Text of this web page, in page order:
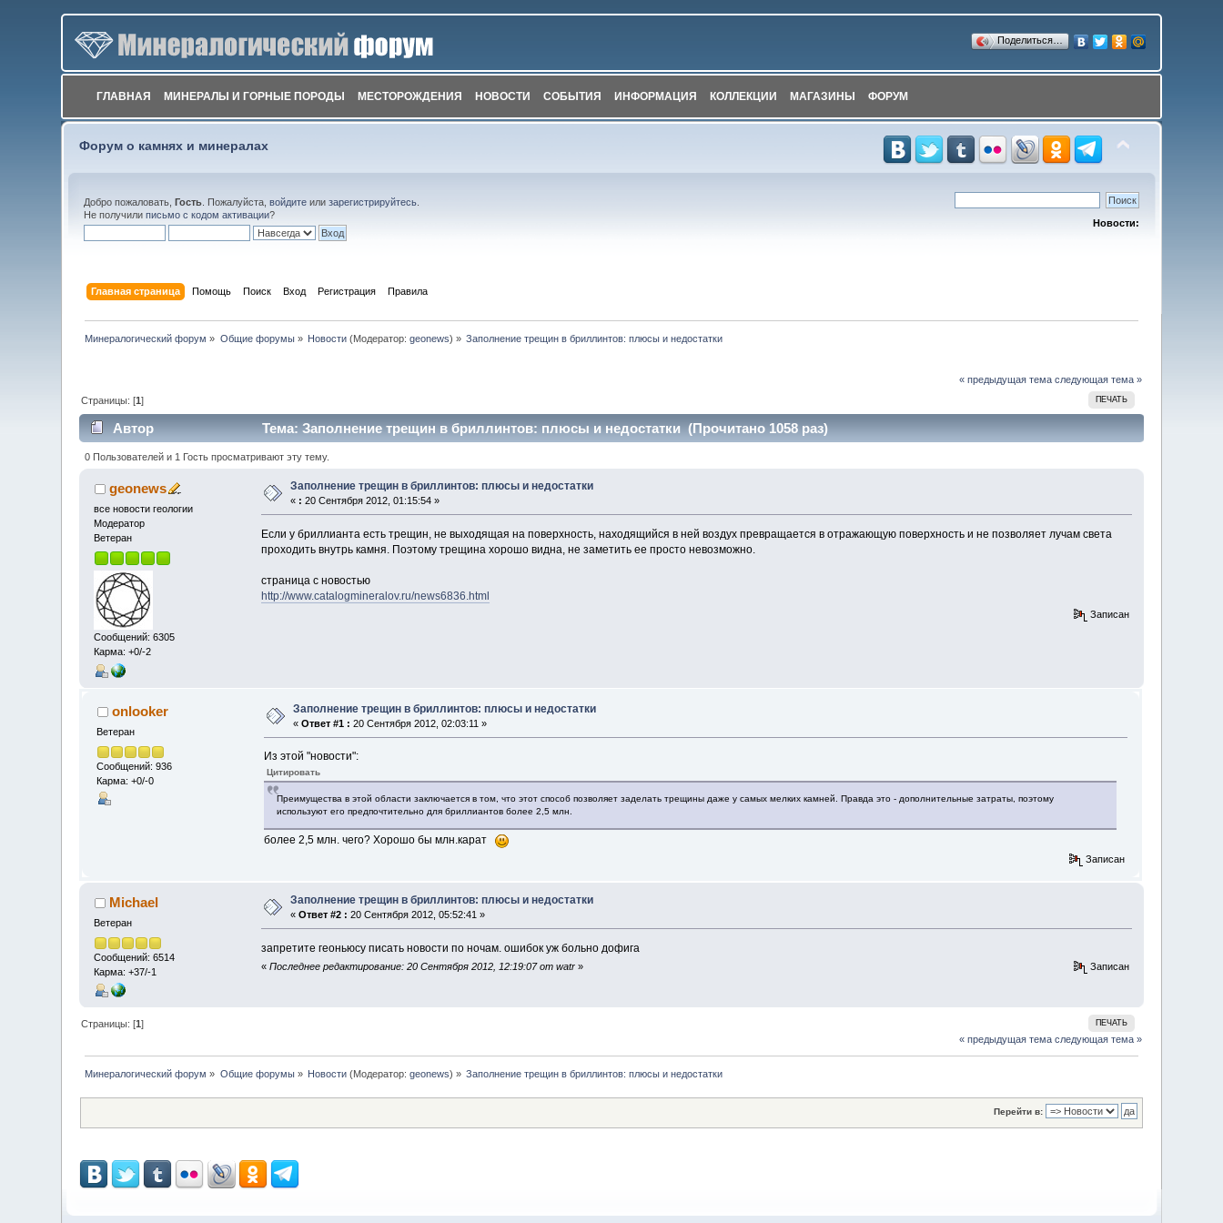
Поделиться…
ГЛАВНАЯ МИНЕРАЛЫ И ГОРНЫЕ ПОРОДЫ МЕСТОРОЖДЕНИЯ НОВОСТИ СОБЫТИЯ ИНФОРМАЦИЯ КОЛЛЕКЦИИ МАГАЗИНЫ ФОРУМ
Форум о камнях и минералах
Добро пожаловать,Гость . Пожалуйста,войдите илизарегистрируйтесь
Не получилиписьмо с кодом активации?
Новости:
Главная страница Помощь Поиск Вход Регистрация Правила
Минералогический форум » Общие форумы» Новости (Модератор:geonews) » Заполнение трещин в бриллинтов: плюсы и недостатки
« предыдущая тема следующая тема »
ПЕЧАТЬ
Страницы: [1]
Автор Тема: Заполнение трещин в бриллинтов: плюсы и недостатки (Прочитано 1058 раз)
0 Пользователей и 1 Гость просматривают эту тему.
geonews
все новости геологии
Модератор
Ветеран
Сообщений: 6305
Карма: +0/-2
Заполнение трещин в бриллинтов: плюсы и недостатки
« : 20 Сентября 2012, 01:15:54 »
Если у бриллианта есть трещин, не выходящая на поверхность, находящийся в ней воздух превращается в отражающую поверхность и не позволяет лучам света
проходить внутрь камня. Поэтому трещина хорошо видна, не заметить ее просто невозможно.
страница с новостью
http://www.catalogmineralov.ru/news6836.html
Записан
onlooker
Ветеран
Сообщений: 936
Карма: +0/-0
Заполнение трещин в бриллинтов: плюсы и недостатки
«Ответ #1 : 20 Сентября 2012, 02:03:11 »
Из этой "новости":
Цитировать
Преимущества в этой области заключается в том, что этот способ позволяет заделать трещины даже у самых мелких камней. Правда это - дополнительные затраты, поэтому
используют его предпочтительно для бриллиантов более 2,5 млн.
более 2,5 млн. чего? Хорошо бы млн.карат
Записан
Michael
Ветеран
Сообщений: 6514
Карма: +37/-1
Заполнение трещин в бриллинтов: плюсы и недостатки
«Ответ #2 : 20 Сентября 2012, 05:52:41 »
запретите геоньюсу писать новости по ночам. ошибок уж больно дофига
« Последнее редактирование: 20 Сентября 2012, 12:19:07 от watr» Записан
ПЕЧАТЬ
Страницы: [1]
« предыдущая тема следующая тема »
Минералогический форум » Общие форумы» Новости (Модератор:geonews) » Заполнение трещин в бриллинтов: плюсы и недостатки
Перейти в: